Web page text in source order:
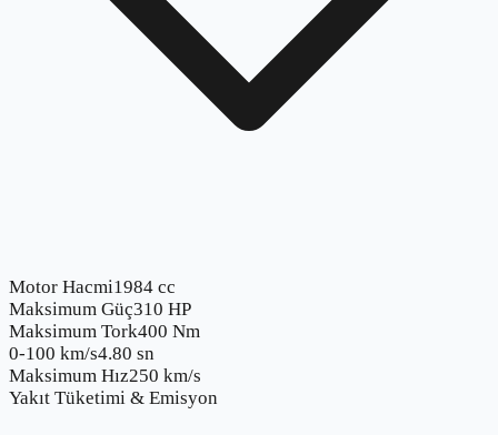
Motor Hacmi1984 cc
Maksimum Güç310 HP
Maksimum Tork400 Nm
0-100 km/s4.80 sn
Maksimum Hız250 km/s
Yakıt Tüketimi & Emisyon